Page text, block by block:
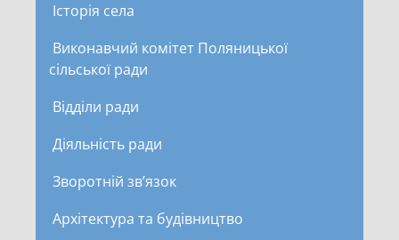
Історія села
Виконавчий комітет Поляницької
сільської ради
Відділи ради
Діяльність ради
Зворотній зв’язок
Архітектура та будівництво